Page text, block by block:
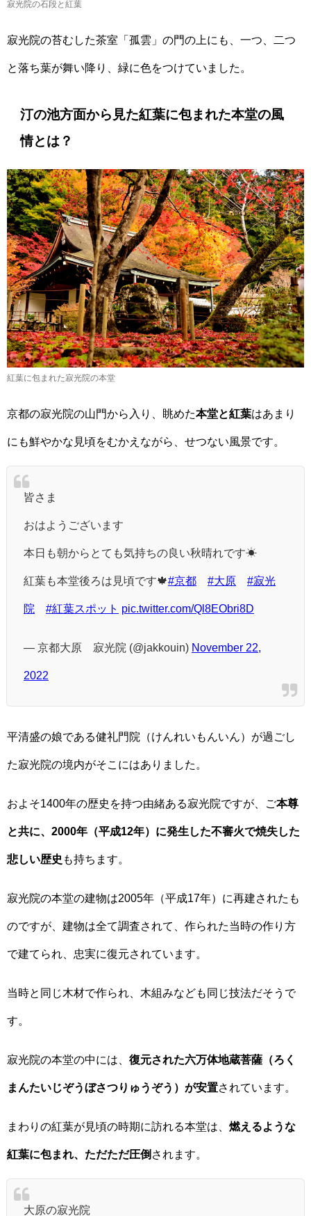
寂光院の石段と紅葉
寂光院の苔むした茶室「孤雲」の門の上にも、一つ、二つ
と落ち葉が舞い降り、緑に色をつけていました。
汀の池方面から見た紅葉に包まれた本堂の風
情とは？
紅葉に包まれた寂光院の本堂
京都の寂光院の山門から入り、眺めた本堂と紅葉はあまり
にも鮮やかな見頃をむかえながら、せつない風景です。
皆さま
おはようございます
本日も朝からとても気持ちの良い秋晴れです☀
紅葉も本堂後ろは見頃です🍁#京都 #大原 #寂光
院 #紅葉スポット pic.twitter.com/Ql8EObri8D
— 京都大原 寂光院 (@jakkouin) November 22,
2022
平清盛の娘である健礼門院（けんれいもんいん）が過ごし
た寂光院の境内がそこにはありました。
およそ1400年の歴史を持つ由緒ある寂光院ですが、ご本尊
と共に、2000年（平成12年）に発生した不審火で焼失した
悲しい歴史 も持ちます。
寂光院の本堂の建物は2005年（平成17年）に再建されたも
のですが、建物は全て調査されて、作られた当時の作り方
で建てられ、忠実に復元されています。
当時と同じ木材で作られ、木組みなども同じ技法だそうで
す。
寂光院の本堂の中には、 復元された六万体地蔵菩薩（ろく
まんたいじぞうぼさつりゅうぞう）が安置されています。
まわりの紅葉が見頃の時期に訪れる本堂は、 燃えるような
紅葉に包まれ、ただただ圧倒 されます。
大原の寂光院